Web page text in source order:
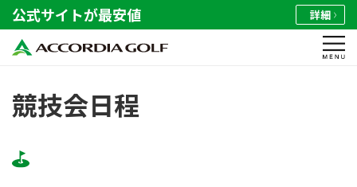
公式サイトが最安値 詳細
競技会日程